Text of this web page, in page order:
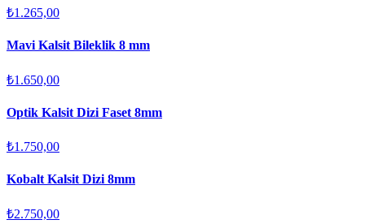
₺1.265,00
Mavi Kalsit Bileklik 8 mm
₺1.650,00
Optik Kalsit Dizi Faset 8mm
₺1.750,00
Kobalt Kalsit Dizi 8mm
₺2.750,00